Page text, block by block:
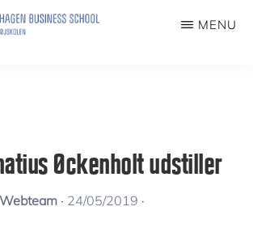
MENU
Øckenholt udstiller
Webteam · 24/05/2019 ·